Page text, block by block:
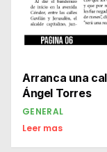
Arranca una
Ángel Torres
GENERAL
Leer mas